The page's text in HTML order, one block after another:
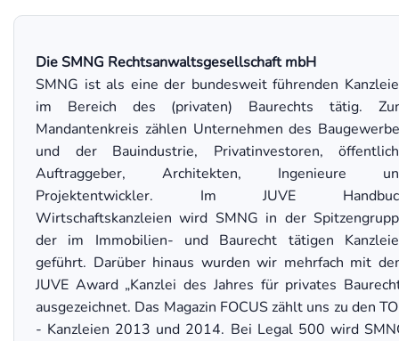
Die SMNG Rechtsanwaltsgesellschaft mbH
SMNG ist als eine der bundesweit führenden
im Bereich des (privaten) Baurechts tätig.
Mandantenkreis zählen Unternehmen des
und der Bauindustrie, Privatinvestoren,
Auftraggeber, Architekten, Ingenieure
Projektentwickler. Im JUVE
Wirtschaftskanzleien wird SMNG in der
der im Immobilien- und Baurecht tätigen
geführt. Darüber hinaus wurden wir mehrfach mit
JUVE Award „Kanzlei des Jahres für privates
ausgezeichnet. Das Magazin FOCUS zählt uns zu den
- Kanzleien 2013 und 2014. Bei Legal 500 wird